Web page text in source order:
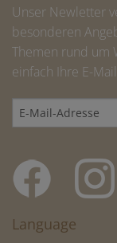
Unser Newletter
besonderen
Themen rund um
einfach Ihre E-
Language